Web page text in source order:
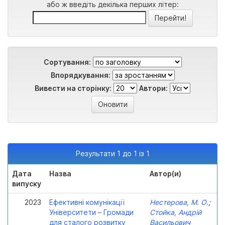
або ж введіть декілька перших літер:
Сортування:
Впорядкування:
Вивести на сторінку:
Автори:
Результати 1 до 1 із 1
Дата
випуску
Назва Автор(и)
2023
Ефективні комунікації
Університети – Громади
для сталого розвитку
Нестерова, М. О.;
Стойка, Андрій
Васильович